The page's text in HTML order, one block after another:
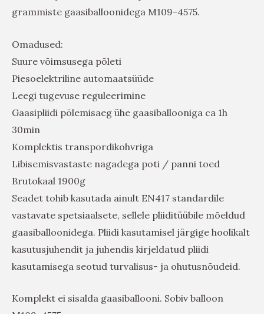
grammiste gaasiballoonidega M109-4575.
Omadused:
Suure võimsusega põleti
Piesoelektriline automaatsüüde
Leegi tugevuse reguleerimine
Gaasipliidi põlemisaeg ühe gaasiballooniga ca 1h
30min
Komplektis transpordikohvriga
Libisemisvastaste nagadega poti / panni toed
Brutokaal 1900g
Seadet tohib kasutada ainult EN417 standardile
vastavate spetsiaalsete, sellele pliiditüübile mõeldud
gaasiballoonidega. Pliidi kasutamisel järgige hoolikalt
kasutusjuhendit ja juhendis kirjeldatud pliidi
kasutamisega seotud turvalisus- ja ohutusnõudeid.
Komplekt ei sisalda gaasiballooni. Sobiv balloon